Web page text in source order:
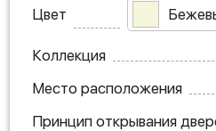
Цвет
Коллекция
Место расположения
Принцип открывания